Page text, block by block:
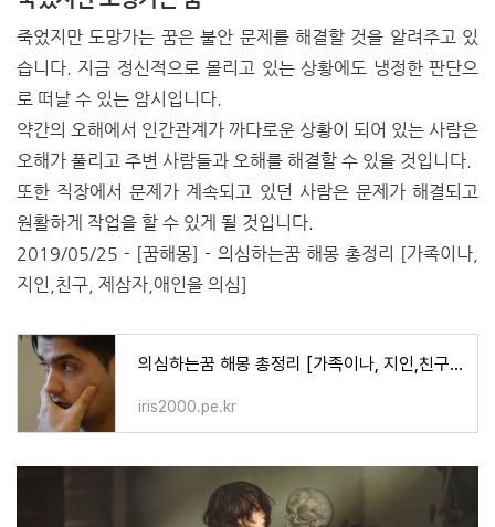
죽었지만 도망가는 꿈은 불안 문제를 해결할 것을 알려주고 있
습니다. 지금 정신적으로 몰리고 있는 상황에도 냉정한 판단으
로 떠날 수 있는 암시입니다.
약간의 오해에서 인간관계가 까다로운 상황이 되어 있는 사람은
오해가 풀리고 주변 사람들과 오해를 해결할 수 있을 것입니다.
또한 직장에서 문제가 계속되고 있던 사람은 문제가 해결되고
원활하게 작업을 할 수 있게 될 것입니다.
2019/05/25 - [꿈해몽] - 의심하는꿈 해몽 총정리 [가족이나,
지인,친구, 제삼자,애인을 의심]
의심하는꿈 해몽 총정리 [가족이나, 지인,친구, 제삼자,애인을 의심]
iris2000.pe.kr